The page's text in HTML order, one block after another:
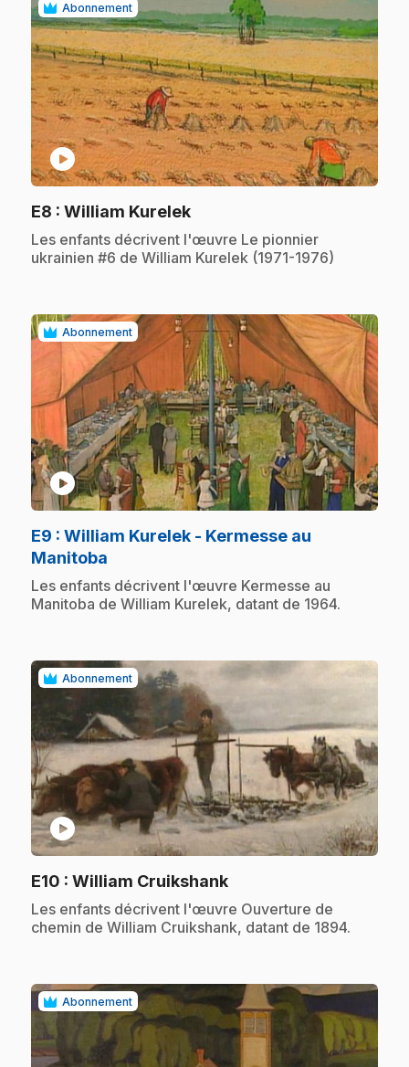
Abonnement
play_circle
E8 : William Kurelek.
.Les enfants décrivent l'œuvre Le pionnier
ukrainien #6 de William Kurelek (1971-1976)
Abonnement
play_circle
E9 : William Kurelek - Kermesse au
Manitoba
.Les enfants décrivent l'œuvre Kermesse au
Manitoba de William Kurelek, datant de 1964.
Abonnement
play_circle
E10 : William Cruikshank.
.Les enfants décrivent l'œuvre Ouverture de
chemin de William Cruikshank, datant de 1894.
Abonnement